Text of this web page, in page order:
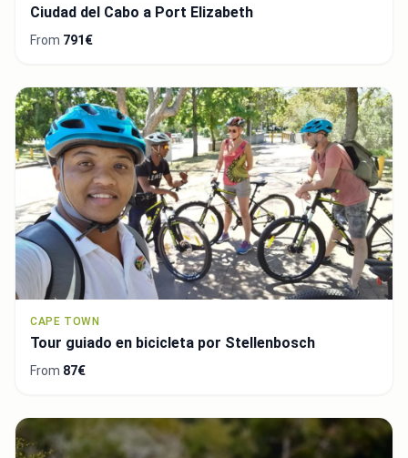
Ciudad del Cabo a Port Elizabeth
From 791€
CAPE TOWN
Tour guiado en bicicleta por Stellenbosch
From 87€